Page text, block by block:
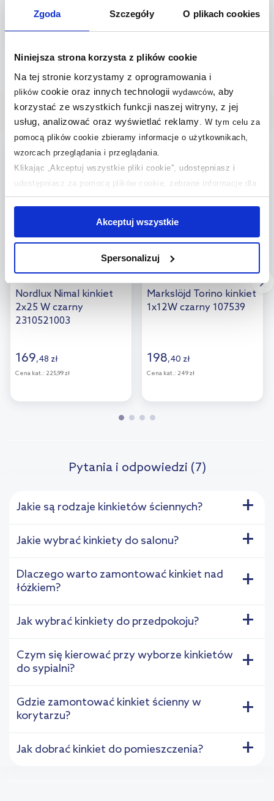
Zgoda Szczegóły O plikach cookies
Niniejsza strona korzysta z plików cookie
Na tej stronie korzystamy z oprogramowania i
plikówcookie oraz innych technologii wydawców, aby
korzystać ze wszystkich funkcji naszej witryny, z jej
usług, analizować oraz wyświetlać reklamy
W tym celu za
pomocą plików cookie zbieramy informacje o użytkownikach,
wzorcach przeglądania i przeglądania.
Klikając „Akceptuj wszystkie pliki cookie”, udostępniasz i
udostępniasz za pomocą plików cookie, zebrane informacje dla
użytkowników zewnętrznych, a także nasi partnerzy reklamowi.
jednak, że zablokowane niektóre pliki cookie mogą mieć wpływ
na sposób dostarczania treści niedostosowanych do potrzeb
Aby uzyskać więcej informacji na temat plików plików cookie,
kliknij „Ustawienia plików cookie”.
Jeśli chcesz uzyskać więcej
informacji na temat plików cookie i tego, dlaczego ich przepisy,
Akceptuj wszystkie
Spersonalizuj
234 zł
Wybrane dla Ciebie
multirabaty
Dostępność:24h!
Nordlux Nimal kinkiet
2x25 W czarny
2310521003
169,48 zł
Cena kat.: 225,99 zł
darmowa dostawa
Dostępność:24h!
Markslöjd Torino kinkiet
1x12W czarny 107539
198,40 zł
Cena kat.: 249 zł
Pytania i odpowiedzi (7)
Jakie są rodzaje kinkietów ściennych? +
Jakie wybrać kinkiety do salonu? +
Dlaczego warto zamontować kinkiet nad
łóżkiem?
+
Jak wybrać kinkiety do przedpokoju? +
Czym się kierować przy wyborze kinkietów
do sypialni?
+
Gdzie zamontować kinkiet ścienny w
korytarzu?
+
Jak dobrać kinkiet do pomieszczenia? +